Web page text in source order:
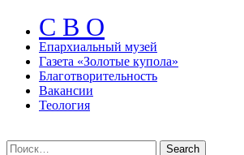
С В О
Епархиальный музeй
Газета «Золотые купола»
Благотворительность
Вакансии
Теология